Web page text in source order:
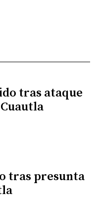
tras ataque
tras presunta